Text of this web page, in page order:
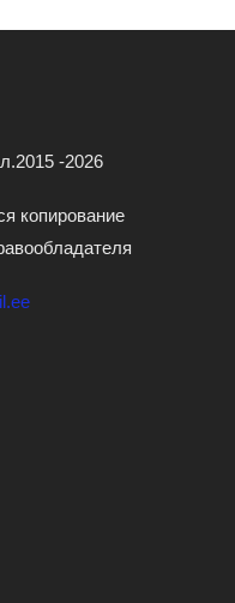
-2026
копирование